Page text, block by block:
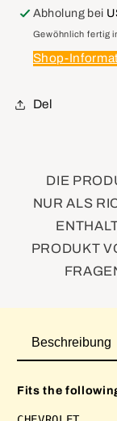
Arm
Assembly,
Windshield
Wiper
Abholung bei
Gewöhnlich fertig
Shop-
Del
DIE
NUR ALS
PRODUKT
Beschreibung
Fits the